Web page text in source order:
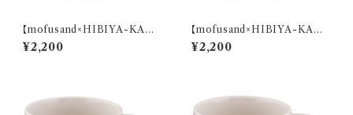
【mofusand×HIBIYA-KADA
N】マグ(ピンク)【MFH10】MF
H11-11
¥2,200
【mofusand×HIBIYA-KADA
N】マグ(ベージュ)【MFH10】M
FH12-11
¥2,200